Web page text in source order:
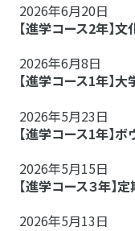
2026年6月20日
【進学コース2年】文
2026年6月8日
【進学コース1年】
2026年5月23日
【進学コース1年】ボ
2026年5月15日
【進学コース３年】
2026年5月13日